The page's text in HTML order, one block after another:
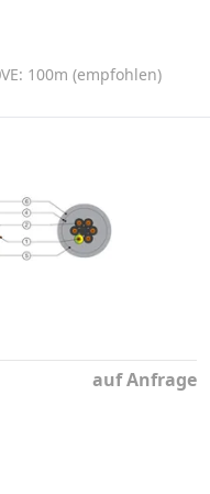
VE: 100m (empfohlen)
auf Anfrage